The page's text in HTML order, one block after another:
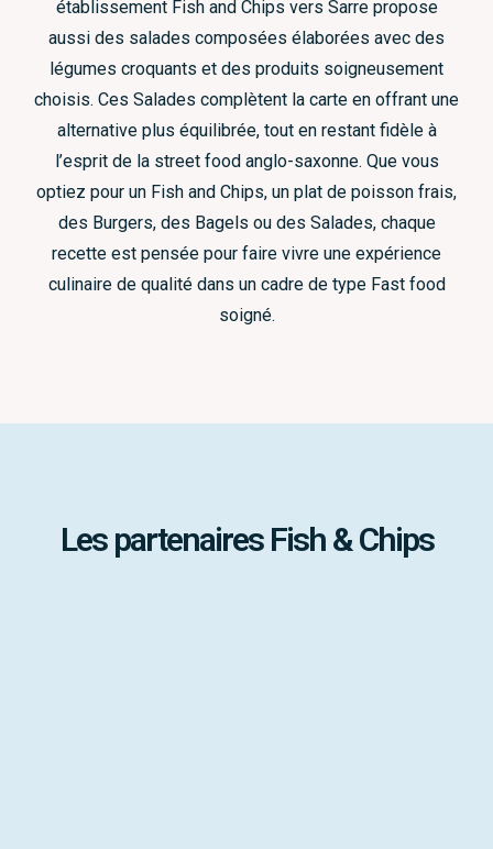
établissement Fish and Chips vers Sarre propose
aussi des salades composées élaborées avec des
légumes croquants et des produits soigneusement
choisis. Ces Salades complètent la carte en offrant une
alternative plus équilibrée, tout en restant fidèle à
l’esprit de la street food anglo-saxonne. Que vous
optiez pour un Fish and Chips, un plat de poisson frais,
des Burgers, des Bagels ou des Salades, chaque
recette est pensée pour faire vivre une expérience
culinaire de qualité dans un cadre de type Fast food
soigné.
Les partenaires Fish & Chips